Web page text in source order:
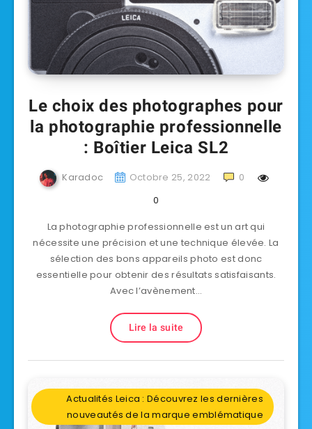
Le choix des photographes pour
la photographie professionnelle
: Boîtier Leica SL2
Karadoc Octobre 25, 2022
0
0
La photographie professionnelle est un art qui
nécessite une précision et une technique élevée. La
sélection des bons appareils photo est donc
essentielle pour obtenir des résultats satisfaisants.
Avec l’avènement…
Lire la suite
Actualités Leica : Découvrez les dernières
nouveautés de la marque emblématique